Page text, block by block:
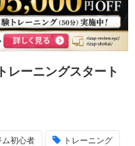
レーニングスタート
ム初心者 トレーニング